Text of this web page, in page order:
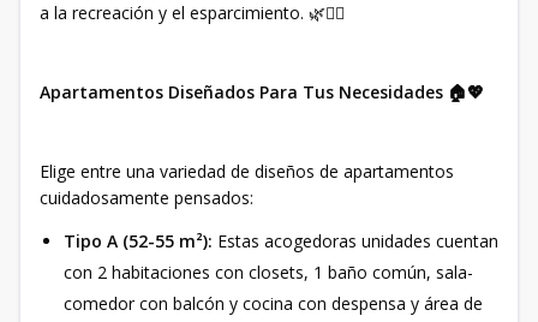
a la recreación y el esparcimiento. 🌿🧘‍♀️
Apartamentos Diseñados Para Tus Necesidades 🏠💖
Elige entre una variedad de diseños de apartamentos
cuidadosamente pensados:
Tipo A (52-55 m²): Estas acogedoras unidades cuentan
con 2 habitaciones con closets, 1 baño común, sala-
comedor con balcón y cocina con despensa y área de